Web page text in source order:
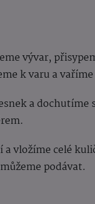
vývar,
k varu a
a dochutíme
vložíme celé
podávat.